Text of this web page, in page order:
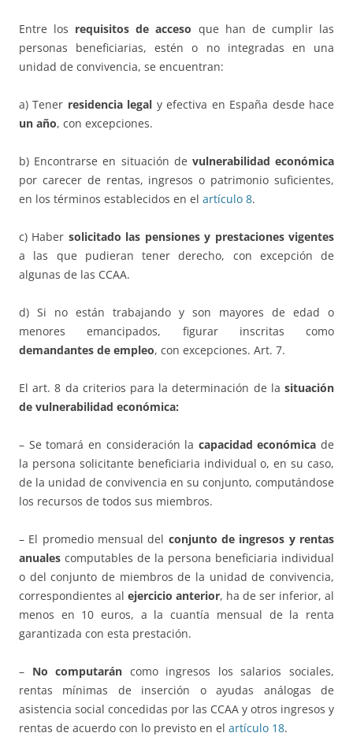
Entre los requisitos de acceso que han de cumplir las
personas beneficiarias, estén o no integradas en una
unidad de convivencia, se encuentran:
a) Tener residencia legal y efectiva en España desde hace
un año, con excepciones.
b) Encontrarse en situación de vulnerabilidad económica
por carecer de rentas, ingresos o patrimonio suficientes,
en los términos establecidos en el artículo 8.
c) Haber solicitado las pensiones y prestaciones vigentes
a las que pudieran tener derecho, con excepción de
algunas de las CCAA.
d) Si no están trabajando y son mayores de edad o
menores emancipados, figurar inscritas como
demandantes de empleo, con excepciones. Art. 7.
El art. 8 da criterios para la determinación de la situación
de vulnerabilidad económica:
– Se tomará en consideración la capacidad económica de
la persona solicitante beneficiaria individual o, en su caso,
de la unidad de convivencia en su conjunto, computándose
los recursos de todos sus miembros.
– El promedio mensual del conjunto de ingresos y rentas
anuales computables de la persona beneficiaria individual
o del conjunto de miembros de la unidad de convivencia,
correspondientes al ejercicio anterior, ha de ser inferior, al
menos en 10 euros, a la cuantía mensual de la renta
garantizada con esta prestación.
– No computarán como ingresos los salarios sociales,
rentas mínimas de inserción o ayudas análogas de
asistencia social concedidas por las CCAA y otros ingresos y
rentas de acuerdo con lo previsto en el artículo 18.